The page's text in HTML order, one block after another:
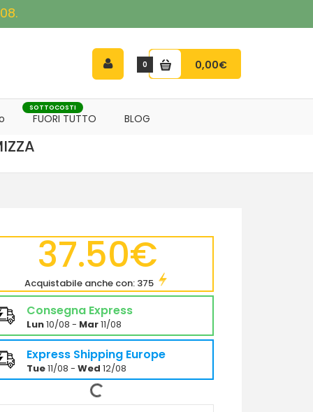
0 0,00€
FUORI TUTTO
SOTTOCOSTI
BLOG
37.50€
Acquistabile anche con: 375
Consegna Express
Lun10/08 - Mar11/08
Express Shipping Europe
Tue11/08 - Wed 12/08